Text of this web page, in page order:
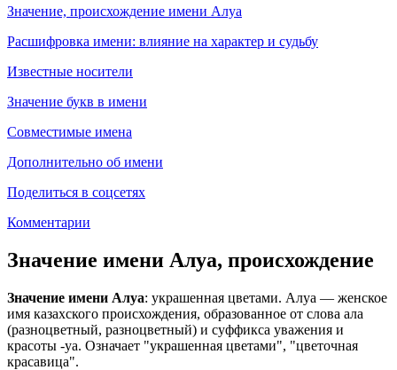
Значение, происхождение имени Алуа
Расшифровка имени: влияние на характер и судьбу
Известные носители
Значение букв в имени
Совместимые имена
Дополнительно об имени
Поделиться в соцсетях
Комментарии
Значение имени Алуа, происхождение
Значение имени Алуа: украшенная цветами. Алуа — женское
имя казахского происхождения, образованное от слова ала
(разноцветный, разноцветный) и суффикса уважения и
красоты -уа. Означает "украшенная цветами", "цветочная
красавица".